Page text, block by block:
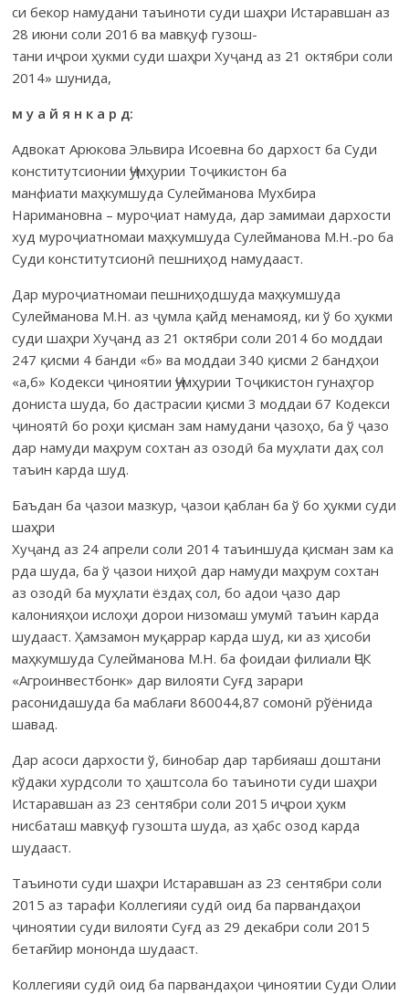
си бекор намудани таъиноти суди шаҳри Истаравшан аз
28 июни соли 2016 ва мавқуф гузош­
тани иҷрои ҳукми суди шаҳри Хуҷанд аз 21 октябри соли
2014» шунида,
м у а й я н к а р д:
Адвокат Арюко­ва Эльвира Исоевна бо дархост ба Суди
консти­тут­сио­нии Ҷумҳурии Тоҷи­кис­тон ба
манфиати маҳкумшуда Сулейманова Мух­бира
Наримановна – муроҷиат намуда, дар замимаи дархости
худ муро­ҷиат­номаи маҳкумшуда Сулейманова М.Н.-ро ба
Суди конститут­сионӣ пешни­ҳод намудааст.
Дар муроҷиатномаи пешниҳодшуда маҳкумшуда
Сулейманова М.Н. аз ҷумла қайд менамояд, ки ў бо ҳукми
суди шаҳри Хуҷанд аз 21 октябри соли 2014 бо моддаи
247 қисми 4 банди «б» ва мод­даи 340 қисми 2 бандҳои
«а,б» Кодекси ҷиноятии Ҷумҳурии Тоҷикистон гунаҳгор
дониста шуда, бо дастрасии қисми 3 моддаи 67 Кодекси
ҷиноятӣ бо роҳи қисман зам наму­дани ҷазоҳо, ба ў ҷазо
дар намуди маҳрум сохтан аз озодӣ ба муҳлати даҳ сол
таъин карда шуд.
Баъдан ба ҷазои мазкур, ҷазои қаблан ба ў бо ҳукми суди
шаҳри
Хуҷанд аз 24 апрели соли 2014 таъиншуда қисман зам ка
рда шуда, ба ў ҷазои ниҳоӣ дар намуди маҳрум сохтан
аз озодӣ ба муҳлати ёздаҳ сол, бо адои ҷазо дар
калонияҳои ислоҳи дорои низомаш умумӣ таъин карда
шудааст. Ҳамзамон муқаррар карда шуд, ки аз ҳисоби
маҳкумшуда Сулейманова М.Н. ба фоидаи филиали ҶСК
«Агроинвестбонк» дар вилоя­ти Суғд зарари
расонидашуда ба маблағи 860044,87 сомонӣ рўёнида
шавад.
Дар асоси дархости ў, бинобар дар тарбияаш доштани
кўдаки хурдсоли то ҳаштсола бо таъиноти суди шаҳри
Истаравшан аз 23 сентябри соли 2015 иҷрои ҳукм
нисбаташ мавқуф гузошта шуда, аз ҳабс озод карда
шуда­аст.
Таъиноти суди шаҳри Истаравшан аз 23 сентябри соли
2015 аз тарафи Коллегияи судӣ оид ба парвандаҳои
ҷиноятии суди ви­лояти Суғд аз 29 декабри соли 2015
бетағйир мононда шудааст.
Коллегияи судӣ оид ба парвандаҳои ҷиноятии Суди Олии